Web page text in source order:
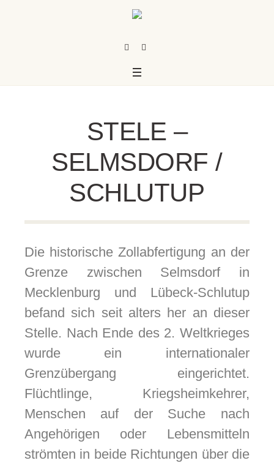
STELE –
SELMSDORF /
SCHLUTUP
Die historische Zollabfertigung an der
Grenze zwischen Selmsdorf in
Mecklenburg und Lübeck-Schlutup
befand sich seit alters her an dieser
Stelle. Nach Ende des 2. Weltkrieges
wurde ein internationaler
Grenzübergang eingerichtet.
Flüchtlinge, Kriegsheimkehrer,
Menschen auf der Suche nach
Angehörigen oder Lebensmitteln
strömten in beide Richtungen über die